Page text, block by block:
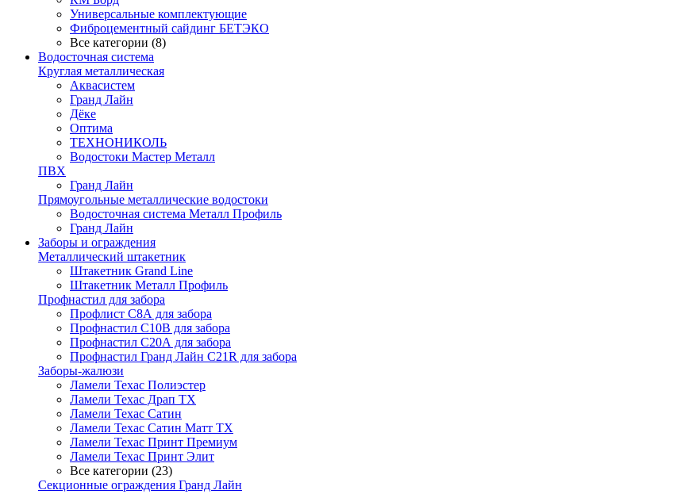
Универсальные комплектующие
Фиброцементный сайдинг БЕТЭКО
Все категории (8)
Водосточная система
Круглая металлическая
Аквасистем
Гранд Лайн
Дёке
Оптима
ТЕХНОНИКОЛЬ
Водостоки Мастер Металл
ПВХ
Гранд Лайн
Прямоугольные металлические водостоки
Водосточная система Металл Профиль
Гранд Лайн
Заборы и ограждения
Металлический штакетник
Штакетник Grand Line
Штакетник Металл Профиль
Профнастил для забора
Профлист С8А для забора
Профнастил С10В для забора
Профнастил С20А для забора
Профнастил Гранд Лайн С21R для забора
Заборы-жалюзи
Ламели Техас Полиэстер
Ламели Техас Драп ТХ
Ламели Техас Сатин
Ламели Техас Сатин Матт ТХ
Ламели Техас Принт Премиум
Ламели Техас Принт Элит
Все категории (23)
Секционные ограждения Гранд Лайн